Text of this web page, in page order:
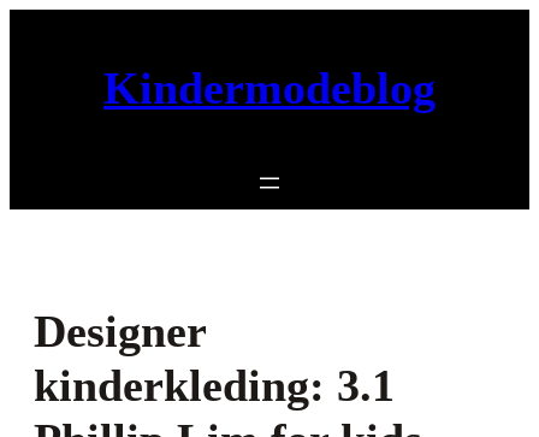
Kindermodeblog
Designer
kinderkleding: 3.1